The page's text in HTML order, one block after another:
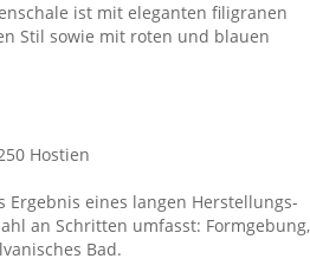
ist mit eleganten filigranen
Stil sowie mit roten und blauen
Hostien
Ergebnis eines langen Herstellungs-
an Schritten umfasst: Formgebung,
Bad.